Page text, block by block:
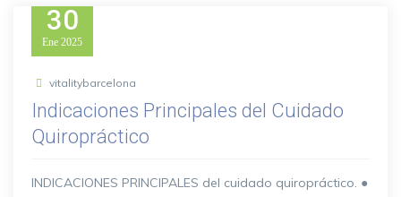
30
Ene 2025
vitalitybarcelona
Indicaciones Principales del Cuidado
Quiropráctico
INDICACIONES PRINCIPALES del cuidado quiropráctico. ●